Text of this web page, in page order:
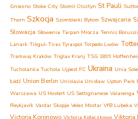
Gniezno Stoke City Stomil Olsztyn St Pauli
Thorn Szkocja Szombierki Bytom Szwajcaria
Słowacja Słowenia Tarpan Mrocza Tennis
Lanark Tiligul-Tiras Tyraspol Torpedo Lwów
Tramwaj Kraków Triglav Kranj TSG 1899
Tucholanka Tuchola Ujpest FC Ukraina Unia
Łódź Union Berlin Unislavia Unisław Upton Park
Warszawa US Hostert US Settignanese Valarenga
Reykjavík Vardar Skopje Velez Mostar VfB Lubeka
Victoria Koronowo Victoria Kołaczkowo Viktoria